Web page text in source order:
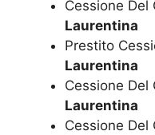
Cessione Del
Laurentina
Prestito
Laurentina
Cessione Del
Laurentina
Cessione Del